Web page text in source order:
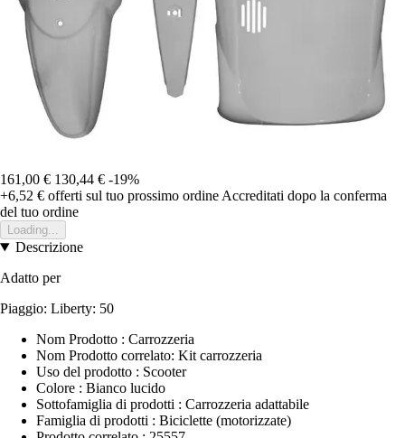
161,00 € 130,44 € -19%
+6,52 € offerti sul tuo prossimo ordine Accreditati dopo la conferma
del tuo ordine
Loading...
Descrizione
Adatto per
Piaggio: Liberty: 50
Nom Prodotto : Carrozzeria
Nom Prodotto correlato: Kit carrozzeria
Uso del prodotto : Scooter
Colore : Bianco lucido
Sottofamiglia di prodotti : Carrozzeria adattabile
Famiglia di prodotti : Biciclette (motorizzate)